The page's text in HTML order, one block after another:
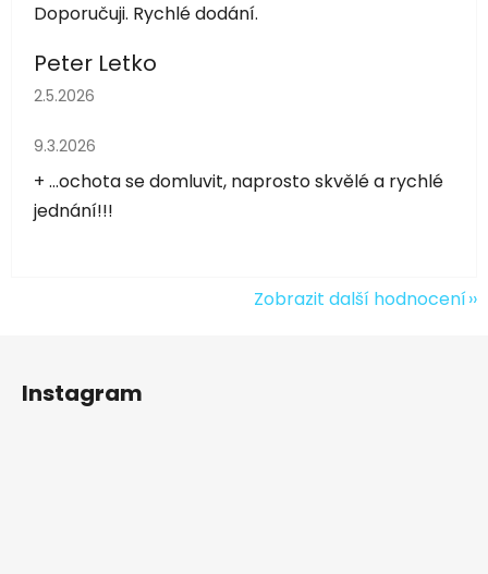
Doporučuji. Rychlé dodání.
Peter Letko
Hodnocení obchodu je 5 z 5 hvězdiček.
2.5.2026
Hodnocení obchodu je 5 z 5 hvězdiček.
9.3.2026
+ ...ochota se domluvit, naprosto skvělé a rychlé
jednání!!!
Zobrazit další hodnocení
Instagram